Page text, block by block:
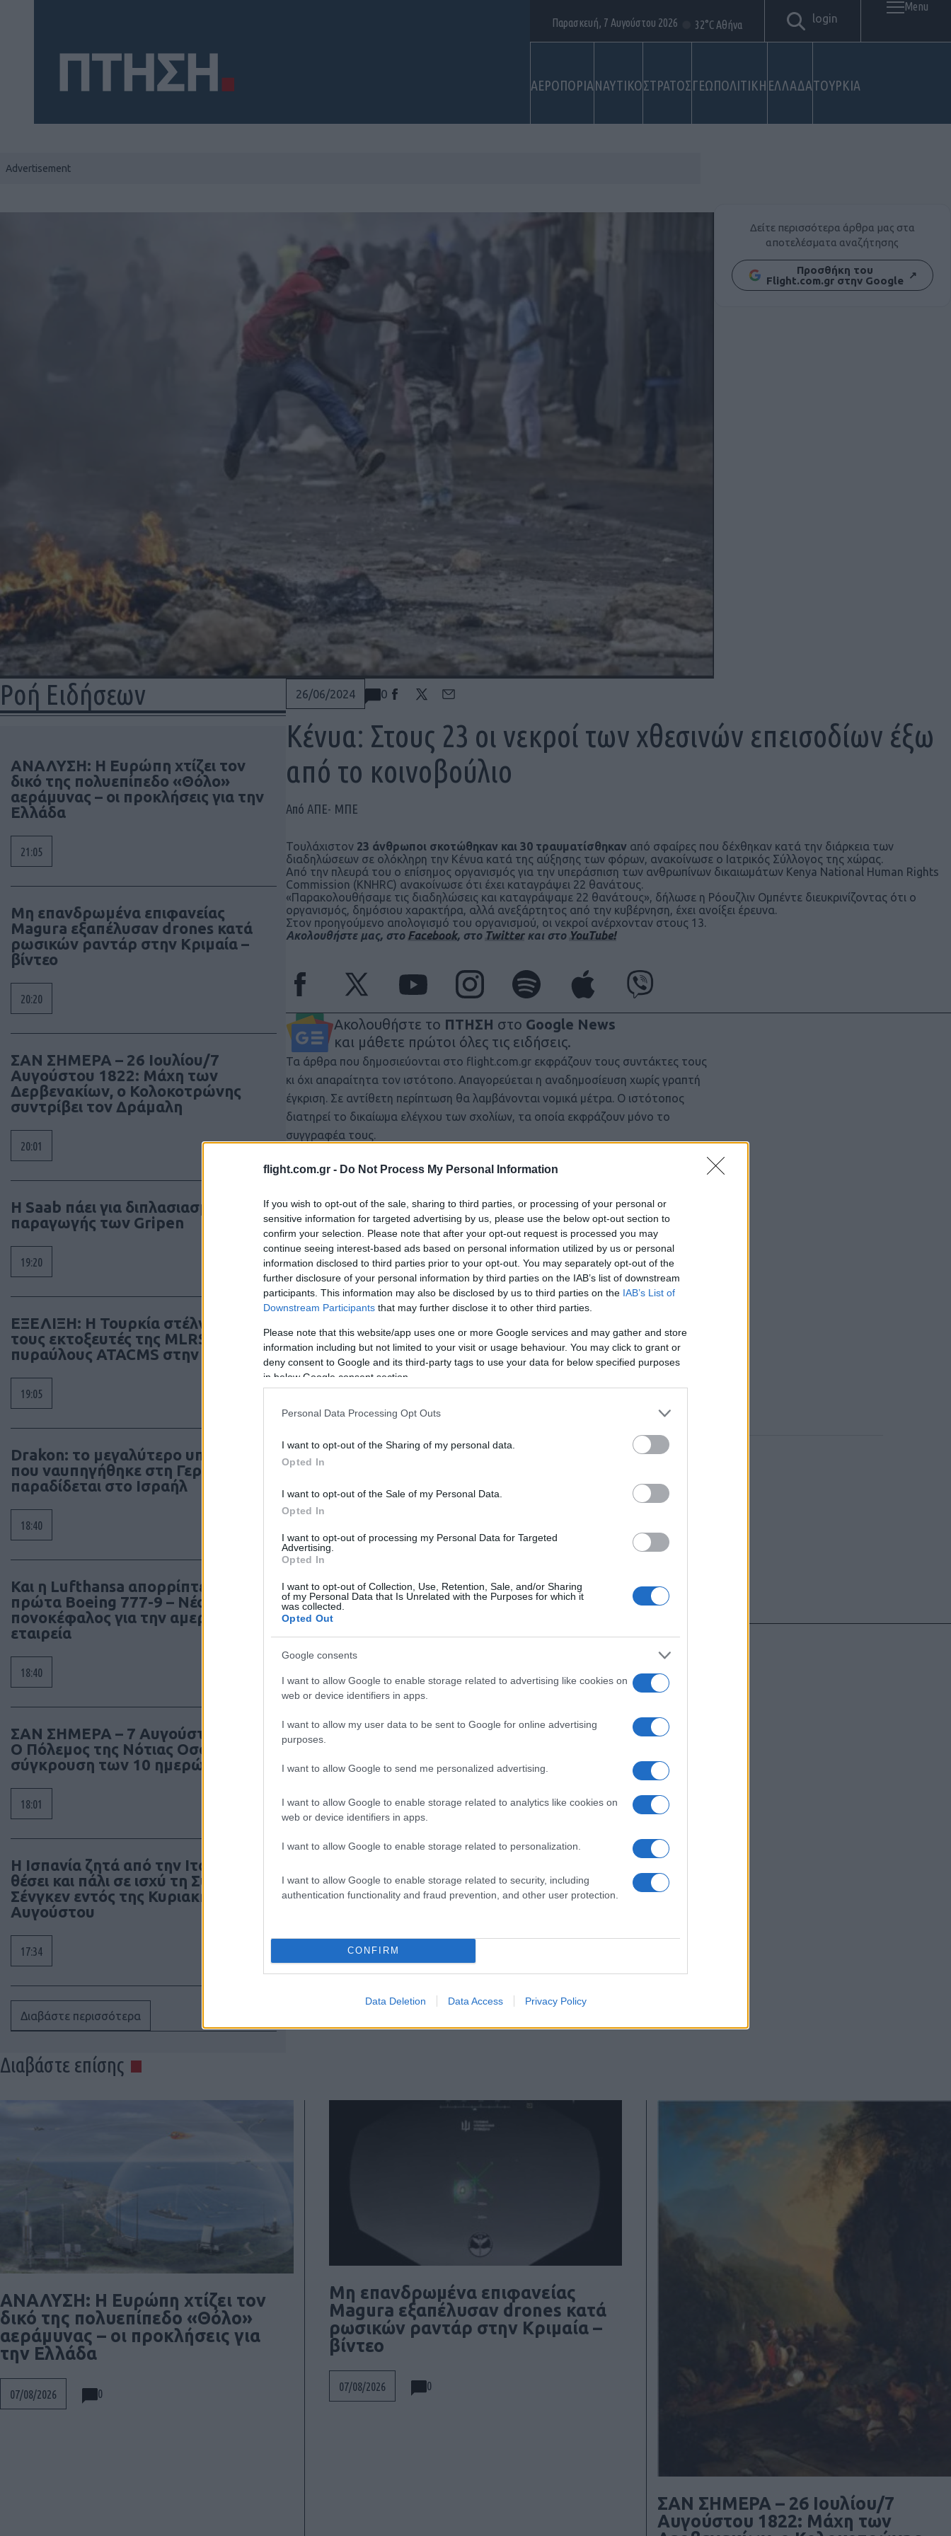
flight.com.gr - Do Not Process My Personal Information
If you wish to opt-out of the sale, sharing to third parties, or processing of your personal or
sensitive information for targeted advertising by us, please use the below opt-out section to
confirm your selection. Please note that after your opt-out request is processed you may
continue seeing interest-based ads based on personal information utilized by us or personal
information disclosed to third parties prior to your opt-out. You may separately opt-out of the
further disclosure of your personal information by third parties on the IAB’s list of downstream
participants. This information may also be disclosed by us to third parties on the IAB’s List of
Downstream Participants that may further disclose it to other third parties.
Please note that this website/app uses one or more Google services and may gather and store
information including but not limited to your visit or usage behaviour. You may click to grant or
deny consent to Google and its third-party tags to use your data for below specified purposes
in below Google consent section.
Personal Data Processing Opt Outs
I want to opt-out of the Sharing of my personal data.
Opted In
I want to opt-out of the Sale of my Personal Data.
Opted In
I want to opt-out of processing my Personal Data for Targeted
Advertising.
Opted In
I want to opt-out of Collection, Use, Retention, Sale, and/or Sharing
of my Personal Data that Is Unrelated with the Purposes for which it
was collected.
Opted Out
Google consents
I want to allow Google to enable storage related to advertising like cookies on
web or device identifiers in apps.
I want to allow my user data to be sent to Google for online advertising
purposes.
I want to allow Google to send me personalized advertising.
I want to allow Google to enable storage related to analytics like cookies on
web or device identifiers in apps.
I want to allow Google to enable storage related to personalization.
I want to allow Google to enable storage related to security, including
authentication functionality and fraud prevention, and other user protection.
CONFIRM
Data Deletion Data Access Privacy Policy
ΑΕΡΟΠΟΡΙΑΝΑΥΤΙΚΟΣΤΡΑΤΟΣΓΕΩΠΟΛΙΤΙΚΗ ΕΛΛΑΔΑΤΟΥΡΚΙΑ
Παρασκευή, 7 Αυγούστου 2026 32°C Αθήνα login
Menu
Ροή Ειδήσεων
ΑΝΑΛΥΣΗ: Η Ευρώπη χτίζει τον
δικό της πολυεπίπεδο «Θόλο»
αεράμυνας – οι προκλήσεις για την
Ελλάδα
21:05
Μη επανδρωμένα επιφανείας
Magura εξαπέλυσαν drones κατά
ρωσικών ραντάρ στην Κριμαία –
βίντεο
20:20
ΣΑΝ ΣΗΜΕΡΑ – 26 Ιουλίου/7
Αυγούστου 1822: Μάχη των
Δερβενακίων, ο Κολοκοτρώνης
συντρίβει τον Δράμαλη
20:01
H Saab πάει για διπλασιασμό της
παραγωγής των Gripen
19:20
ΕΞΕΛΙΞΗ: H Τουρκία στέλνει όλους
τους εκτοξευτές της MLRS και τους
πυραύλους ATACMS στην Ουκρανία
19:05
Drakon: το μεγαλύτερο υποβρύχιο
που ναυπηγήθηκε στη Γερμανία
παραδίδεται στο Ισραήλ
18:40
Και η Lufthansa απορρίπτει τα
πρώτα Boeing 777-9 – Νέος
πονοκέφαλος για την αμερικανική
εταιρεία
18:40
ΣΑΝ ΣΗΜΕΡΑ – 7 Αυγούστου 2008:
Ο Πόλεμος της Νότιας Οσσετίας, η
σύγκρουση των 10 ημερών
18:01
Η Ισπανία ζητά από την Ιταλία να
θέσει και πάλι σε ισχύ τη Συμφωνία
Σένγκεν εντός της Κυριακής, 9
Αυγούστου
17:34
Διαβάστε περισσότερα
Δείτε περισσότερα άρθρα μας στα
αποτελέσματα αναζήτησης
Προσθήκη του
Flight.com.gr στην Google ↗
26/06/2024 0
Κένυα: Στους 23 οι νεκροί των χθεσινών επεισοδίων έξω
από το κοινοβούλιο
Από ΑΠΕ- ΜΠΕ
Τουλάχιστον 23 άνθρωποι σκοτώθηκαν και 30 τραυματίσθηκαν από σφαίρες που δέχθηκαν κατά την διάρκεια των
διαδηλώσεων σε ολόκληρη την Κένυα κατά της αύξησης των φόρων, ανακοίνωσε ο Ιατρικός Σύλλογος της χώρας.
Από την πλευρά του ο επίσημος οργανισμός για την υπεράσπιση των ανθρωπίνων δικαιωμάτων Kenya National Human Rights
Commission (KNHRC) ανακοίνωσε ότι έχει καταγράψει 22 θανάτους.
«Παρακολουθήσαμε τις διαδηλώσεις και καταγράψαμε 22 θανάτους», δήλωσε η Ρόουζλιν Ομπέντε διευκρινίζοντας ότι ο
οργανισμός, δημόσιου χαρακτήρα, αλλά ανεξάρτητος από την κυβέρνηση, έχει ανοίξει έρευνα.
Στον προηγούμενο απολογισμό του οργανισμού, οι νεκροί ανέρχονταν στους 13.
Ακολουθήστε μας, στο Facebook, στο Twitterκαι στο YouTube!
Ακολουθήστε το ΠΤΗΣΗ στο Google News
και μάθετε πρώτοι όλες τις ειδήσεις.
Τα άρθρα που δημοσιεύονται στο flight.com.gr εκφράζουν τους συντάκτες τους
κι όχι απαραίτητα τον ιστότοπο. Απαγορεύεται η αναδημοσίευση χωρίς γραπτή
έγκριση. Σε αντίθετη περίπτωση θα λαμβάνονται νομικά μέτρα. Ο ιστότοπος
διατηρεί το δικαίωμα ελέγχου των σχολίων, τα οποία εκφράζουν μόνο το
συγγραφέα τους.
Please login to comment
0COMMENTS
Διαβάστε επίσης
ΑΝΑΛΥΣΗ: Η Ευρώπη χτίζει τον
δικό της πολυεπίπεδο «Θόλο»
αεράμυνας – οι προκλήσεις για
την Ελλάδα
07/08/2026 0
Μη επανδρωμένα επιφανείας
Magura εξαπέλυσαν drones κατά
ρωσικών ραντάρ στην Κριμαία –
βίντεο
07/08/2026 0
ΣΑΝ ΣΗΜΕΡΑ – 26 Ιουλίου/7
Αυγούστου 1822: Μάχη των